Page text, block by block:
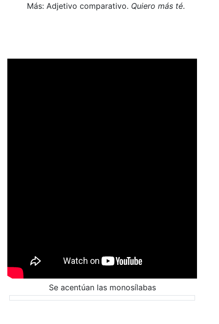
Más: Adjetivo comparativo. Quiero más té.
Se acentúan las monosílabas